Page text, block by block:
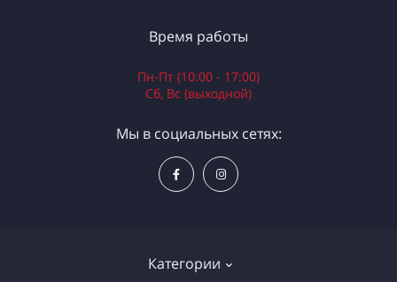
Категории
Время работы
Пн-Пт (10:00 - 17:00)
Сб, Вс (выходной)
Мы в социальных сетях: